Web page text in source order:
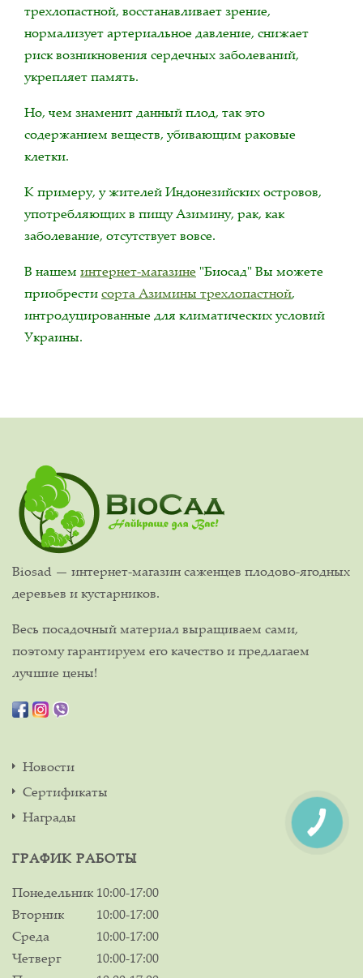
трехлопастной, восстанавливает зрение,
нормализует артериальное давление, снижает
риск возникновения сердечных заболеваний,
укрепляет память.
Но, чем знаменит данный плод, так это
содержанием веществ, убивающим раковые
клетки.
К примеру, у жителей Индонезийских островов,
употребляющих в пищу Азимину, рак, как
заболевание, отсутствует вовсе.
В нашем интернет-магазине "Биосад" Вы можете
приобрестисорта Азимины трехлопастной,
интродуцированные для климатических условий
Украины.
Biosad — интернет-магазин саженцев плодово-ягодных
деревьев и кустарников.
Весь посадочный материал выращиваем сами,
поэтому гарантируем его качество и предлагаем
лучшие цены!
Новости
Сертификаты
Награды
ГРАФИК РАБОТЫ
Понедельник 10:00-17:00
Вторник
10:00-17:00
Среда
10:00-17:00
Четверг
10:00-17:00